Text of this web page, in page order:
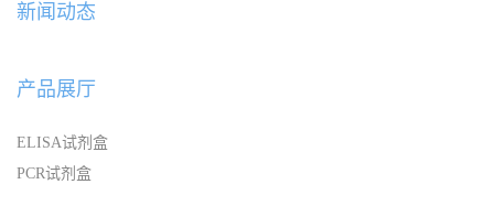
新闻动态
产品展厅
ELISA试剂盒
PCR试剂盒